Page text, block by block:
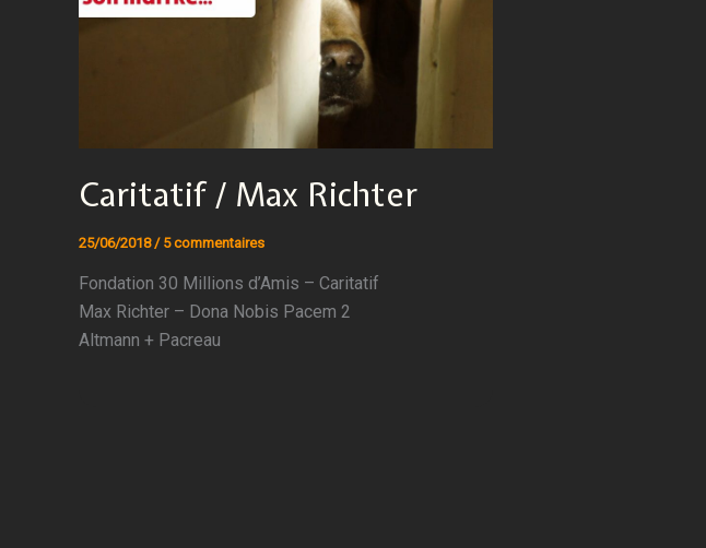
Caritatif / Max Richter
25/06/2018 / 5 commentaires
Fondation 30 Millions d’Amis – Caritatif
Max Richter – Dona Nobis Pacem 2
Altmann + Pacreau